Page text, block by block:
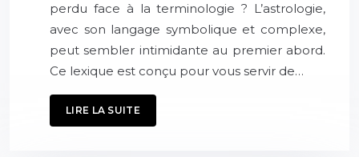
perdu face à la terminologie ? L’astrologie,
avec son langage symbolique et complexe,
peut sembler intimidante au premier abord.
Ce lexique est conçu pour vous servir de…
LIRE LA SUITE